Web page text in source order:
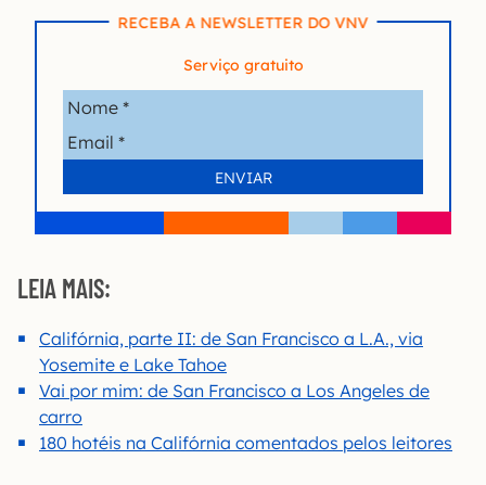
RECEBA A NEWSLETTER DO VNV
Serviço gratuito
LEIA MAIS:
Califórnia, parte II: de San Francisco a L.A., via
Yosemite e Lake Tahoe
Vai por mim: de San Francisco a Los Angeles de
carro
180 hotéis na Califórnia comentados pelos leitores